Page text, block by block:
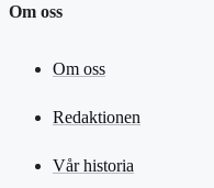
Om oss
Om oss
Redaktionen
Vår historia